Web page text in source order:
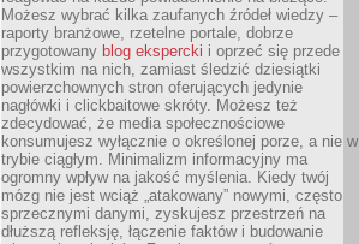
Możesz wybrać kilka zaufanych źródeł wiedzy –
raporty branżowe, rzetelne portale, dobrze
przygotowany blog ekspercki i oprzeć się przede
wszystkim na nich, zamiast śledzić dziesiątki
powierzchownych stron oferujących jedynie
nagłówki i clickbaitowe skróty. Możesz też
zdecydować, że media społecznościowe
konsumujesz wyłącznie o określonej porze, a nie w
trybie ciągłym. Minimalizm informacyjny ma
ogromny wpływ na jakość myślenia. Kiedy twój
mózg nie jest wciąż „atakowany” nowymi, często
sprzecznymi danymi, zyskujesz przestrzeń na
dłuższą refleksję, łączenie faktów i budowanie